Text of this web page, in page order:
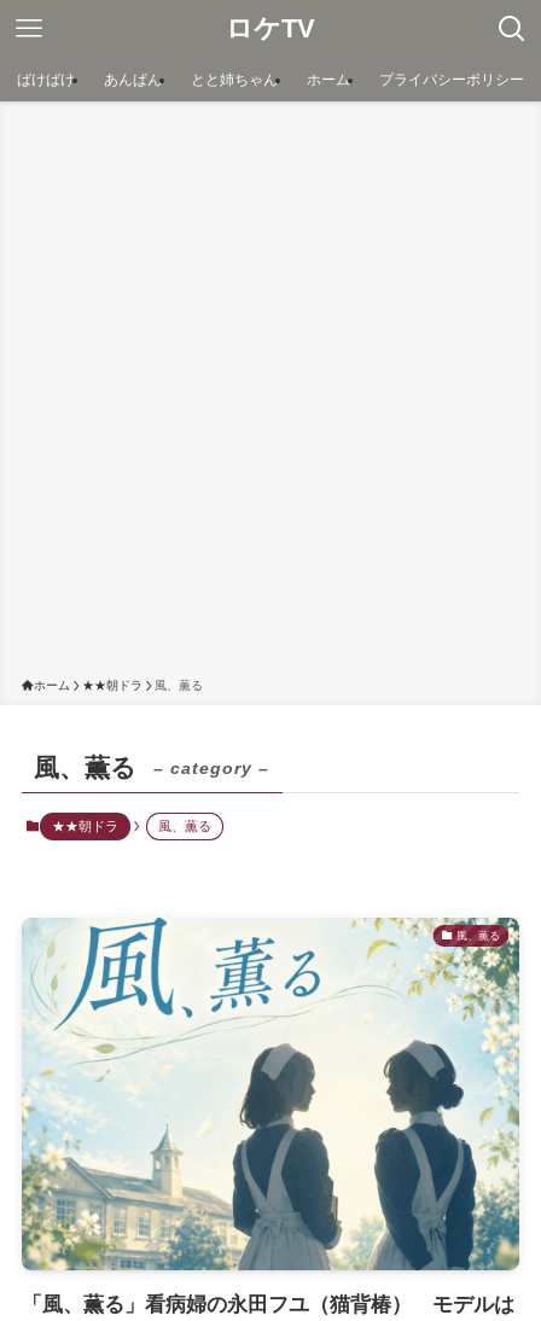
ロケTV
ばけばけ あんぱん とと姉ちゃん ホーム プライバシーポリシー
ホーム ★★朝ドラ 風、薫る
風、薫る – category –
★★朝ドラ 風、薫る
風、薫る
「風、薫る」看病婦の永田フユ（猫背椿） モデルは